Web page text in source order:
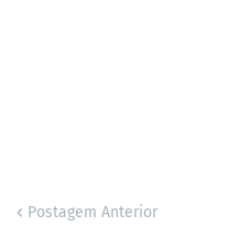
Postagem Anterior